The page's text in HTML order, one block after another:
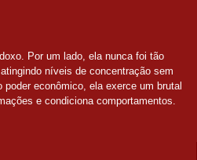
Por um lado, ela nunca foi tão
níveis de concentração sem
econômico, ela exerce um brutal
e condiciona comportamentos.